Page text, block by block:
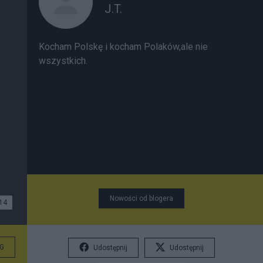
14
J.T.
Kocham Polskę i kocham Polaków,ale nie
wszystkich.
Nowości od blogera
Udostępnij Udostępnij